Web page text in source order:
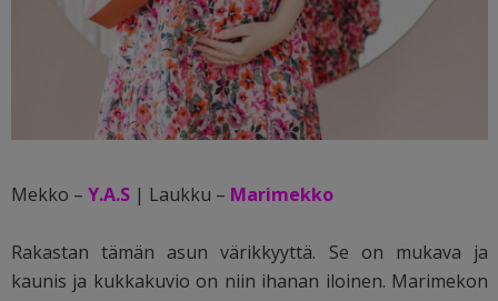
Mekko – Y.A.S | Laukku – Marimekko
Rakastan tämän asun värikkyyttä. Se on mukava ja
kaunis ja kukkakuvio on niin ihanan iloinen. Marimekon